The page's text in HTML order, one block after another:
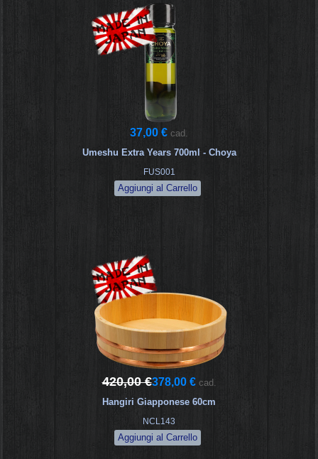
37,00 € cad.
Umeshu Extra Years 700ml - Choya
FUS001
420,00 €378,00 € cad.
Hangiri Giapponese 60cm
NCL143